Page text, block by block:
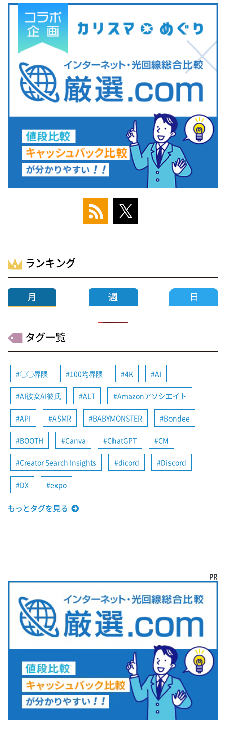
ランキング
タグ一覧
◯◯界隈 100均界隈 4K AI
AI彼女AI彼氏 ALT Amazonアソシエイト
API ASMR BABYMONSTER Bondee
BOOTH Canva ChatGPT CM
Creator Search Insights dicord Discord
DX expo
もっとタグを見る
PR